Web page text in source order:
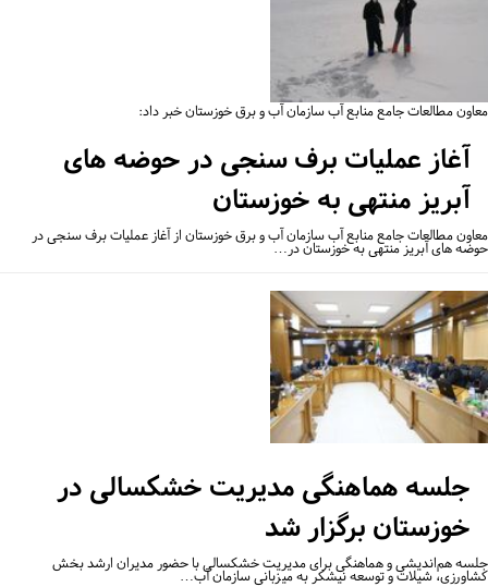
مطالعات جامع منابع آب سازمان آب و برق خوزستان خبر داد:
آغاز عملیات برف سنجی در حوضه های
آبریز منتهی به خوزستان
مطالعات جامع منابع آب سازمان آب و برق خوزستان از آغاز عملیات برف سنجی در
های آبریز منتهی به خوزستان در…
جلسه هماهنگی مدیریت خشکسالی در
خوزستان برگزار شد
هم‌اندیشی و هماهنگی برای مدیریت خشکسالی با حضور مدیران ارشد بخش
شیلات و توسعه نیشکر به میزبانی سازمان آب…